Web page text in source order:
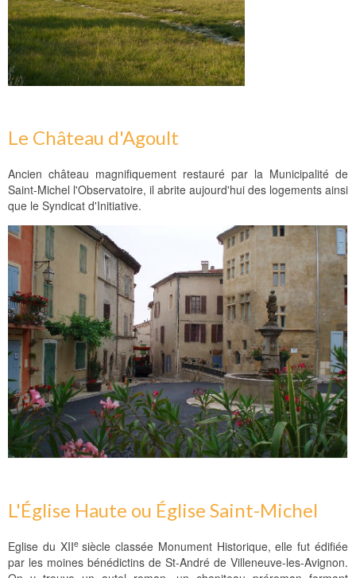
Le Château d'Agoult
Ancien château magnifiquement restauré par la Municipalité de
Saint-Michel l'Observatoire, il abrite aujourd'hui des logements ainsi
que le Syndicat d'Initiative.
L'Église Haute ou Église Saint-Michel
Eglise du XIIesiècle classée Monument Historique, elle fut édifiée
par les moines bénédictins de St-André de Villeneuve-les-Avignon.